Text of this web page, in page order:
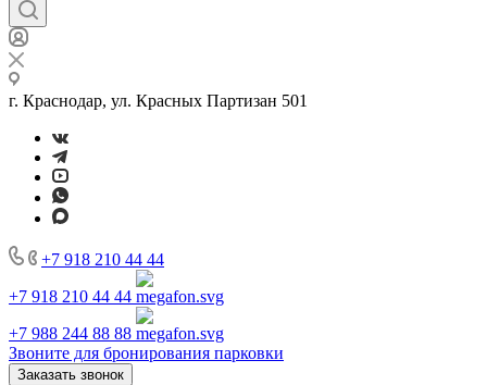
г. Краснодар, ул. Красных Партизан 501
+7 918 210 44 44
+7 918 210 44 44
+7 988 244 88 88
Звоните для бронирования парковки
Заказать звонок